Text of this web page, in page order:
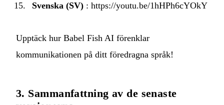
Svenska (SV) : https://youtu.be/1hHPh6cYOkY
Upptäck hur Babel Fish AI förenklar
kommunikationen på ditt föredragna språk!
3. Sammanfattning av de senaste